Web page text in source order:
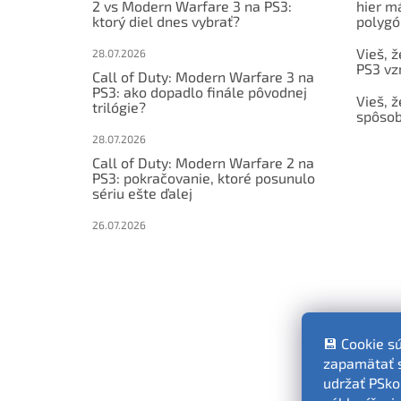
💾 Cookie
zapamätať
udržať
2 vs Modern Warfare 3 na PS3:
ktorý diel dnes vybrať?
28.07.2026
Call of Duty: Modern Warfare 3 na
PS3: ako dopadlo finále pôvodnej
trilógie?
28.07.2026
Call of Duty: Modern Warfare 2 na
PS3: pokračovanie, ktoré posunulo
sériu ešte ďalej
26.07.2026
hier
Vieš,
PS3
Vieš,